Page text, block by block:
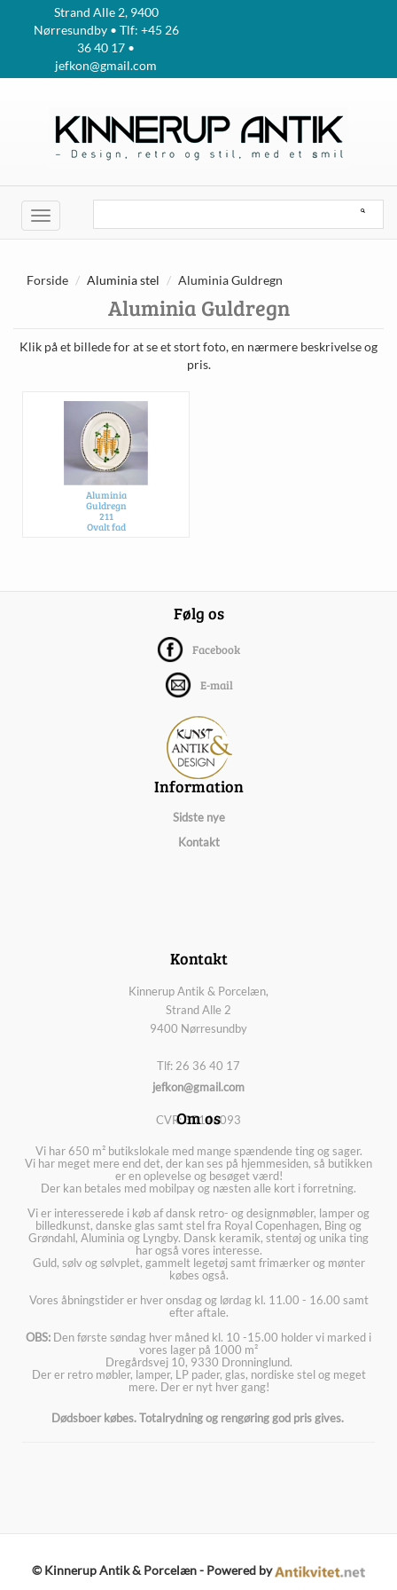
Strand Alle 2, 9400
Nørresundby • Tlf: +45 26
36 40 17 •
jefkon@gmail.com
Toggle
navigation
Forside Aluminia stel Aluminia Guldregn
Aluminia Guldregn
Klik på et billede for at se et stort foto, en nærmere beskrivelse og
pris.
Aluminia
Guldregn
211
Ovalt fad
Følg os
Facebook
E-mail
Information
Sidste nye
Kontakt
Kontakt
Kinnerup Antik & Porcelæn,
Strand Alle 2
9400 Nørresundby
Tlf: 26 36 40 17
jefkon@gmail.com
CVR: 30146093
Om os
Vi har 650 m² butikslokale med mange spændende ting og sager.
Vi har meget mere end det, der kan ses på hjemmesiden, så butikken
er en oplevelse og besøget værd!
Der kan betales med mobilpay og næsten alle kort i forretning.
Vi er interesserede i køb af dansk retro- og designmøbler, lamper og
billedkunst, danske glas samt stel fra Royal Copenhagen, Bing og
Grøndahl, Aluminia og Lyngby. Dansk keramik, stentøj og unika ting
har også vores interesse.
Guld, sølv og sølvplet, gammelt legetøj samt frimærker og mønter
købes også.
Vores åbningstider er hver onsdag og lørdag kl. 11.00 - 16.00 samt
efter aftale.
OBS: Den første søndag hver måned kl. 10 -15.00 holder vi marked i
vores lager på 1000 m²
Dregårdsvej 10, 9330 Dronninglund.
Der er retro møbler, lamper, LP pader, glas, nordiske stel og meget
mere. Der er nyt hver gang!
Dødsboer købes. Totalrydning og rengøring god pris gives.
© Kinnerup Antik & Porcelæn - Powered by